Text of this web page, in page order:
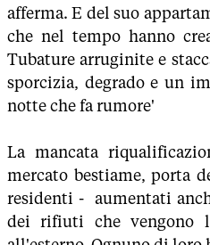
afferma. E del suo
che nel tempo hanno
Tubature arruginite e
sporcizia, degrado e un
notte che fa rumore'
La mancata
mercato bestiame, porta
residenti - aumentati
dei rifiuti che vengono